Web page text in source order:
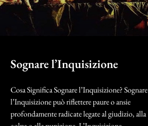
Sognare l’Inquisizione
Cosa Significa Sognare l’Inquisizione? Sognare
l’Inquisizione può riflettere paure o ansie
profondamente radicate legate al giudizio, alla